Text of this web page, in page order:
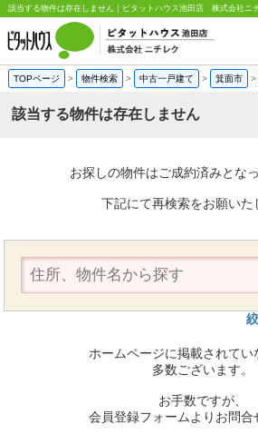
該当する物件は存在しません｜ピタットハウス池田店 株式会社ニ
TOPページ > 物件検索 > 中古一戸建て > 箕面市 >
該当する物件は存在しません
お探しの物件はご成約済みとな
下記にて再検索をお願いた
ホームページに掲載されてい
多数ございます。
お手数ですが、
会員登録フォームよりお問合